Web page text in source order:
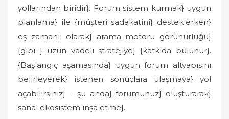
yollarından biridir}. Forum sistem kurmak} uygun
planlama} ile {müşteri sadakatini} desteklerken}
eş zamanlı olarak} arama motoru görünürlüğü}
{gibi } uzun vadeli stratejiye} {katkıda bulunur}.
{Başlangıç aşamasında} uygun forum altyapısını
belirleyerek} istenen sonuçlara ulaşmaya} yol
açabilirsiniz} – şu anda} forumunuz} oluşturarak}
sanal ekosistem inşa etme}.